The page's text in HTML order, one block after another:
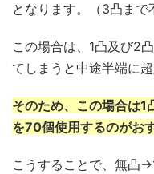
となります。（3凸まで
この場合は、1凸及び2
てしまうと中途半端に
そのため、この場合は1
を70個使用するのがお
こうすることで、無凸